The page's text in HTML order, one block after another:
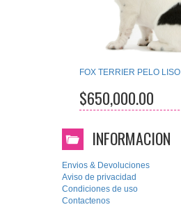
FOX TERRIER PELO LISO
$650,000.00
INFORMACION
Envios & Devoluciones
Aviso de privacidad
Condiciones de uso
Contactenos